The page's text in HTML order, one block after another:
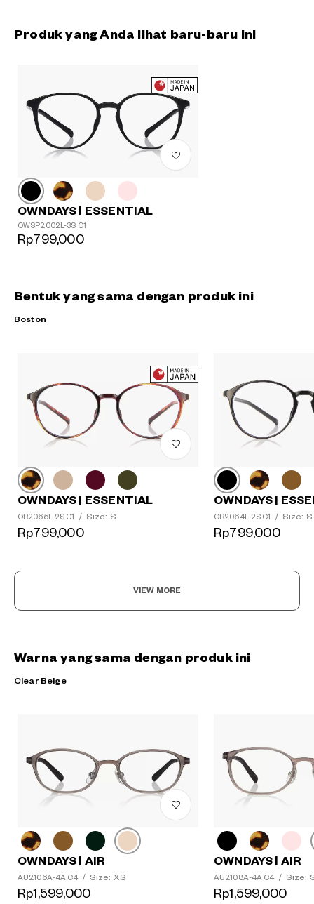
Produk yang Anda lihat baru-baru ini
OWNDAYS | ESSENTIAL
OWSP2002L-3S C1
Rp799,000
Bentuk yang sama dengan produk ini
Boston
OWNDAYS | ESSENTIAL
OR2065L-2S C1 / Size: S
Rp799,000
OWNDAYS |
OR2064L-2S C1 / Size: S
Rp799,000
VIEW MORE
Warna yang sama dengan produk ini
Clear Beige
OWNDAYS | AIR
AU2106A-4A C4 / Size: XS
Rp1,599,000
OWNDAYS | AIR
AU2108A-4A C4 / Size:
Rp1,599,000